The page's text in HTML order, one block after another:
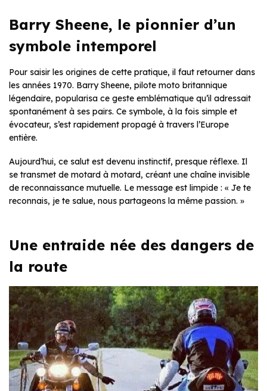
Barry Sheene, le pionnier d’un
symbole intemporel
Pour saisir les origines de cette pratique, il faut retourner dans
les années 1970. Barry Sheene, pilote moto britannique
légendaire, popularisa ce geste emblématique qu’il adressait
spontanément à ses pairs. Ce symbole, à la fois simple et
évocateur, s’est rapidement propagé à travers l’Europe
entière.
Aujourd’hui, ce salut est devenu instinctif, presque réflexe. Il
se transmet de motard à motard, créant une chaîne invisible
de reconnaissance mutuelle. Le message est limpide : « Je te
reconnais, je te salue, nous partageons la même passion. »
Une entraide née des dangers de
la route